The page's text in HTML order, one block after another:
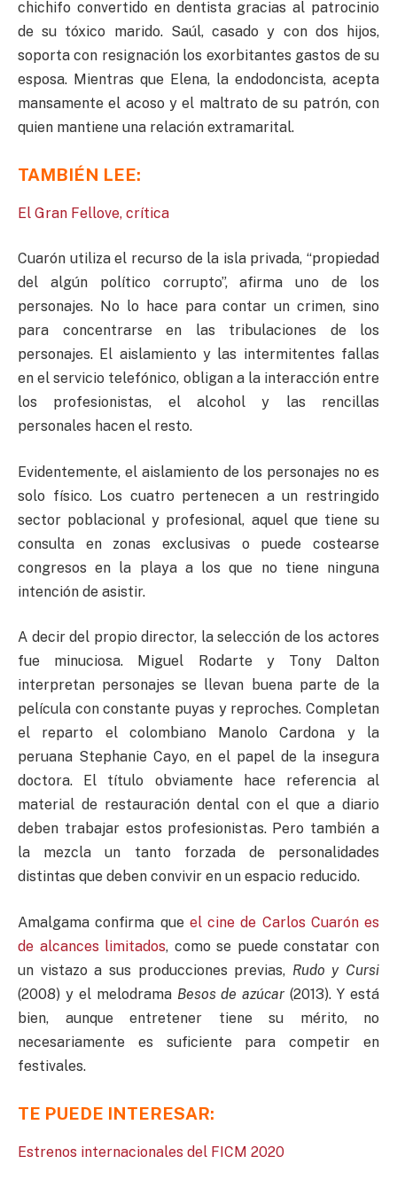
chichifo convertido en dentista gracias al patrocinio
de su tóxico marido. Saúl, casado y con dos hijos,
soporta con resignación los exorbitantes gastos de su
esposa. Mientras que Elena, la endodoncista, acepta
mansamente el acoso y el maltrato de su patrón, con
quien mantiene una relación extramarital.
TAMBIÉN LEE:
El Gran Fellove, crítica
Cuarón utiliza el recurso de la isla privada, “propiedad
del algún político corrupto”, afirma uno de los
personajes. No lo hace para contar un crimen, sino
para concentrarse en las tribulaciones de los
personajes. El aislamiento y las intermitentes fallas
en el servicio telefónico, obligan a la interacción entre
los profesionistas, el alcohol y las rencillas
personales hacen el resto.
Evidentemente, el aislamiento de los personajes no es
solo físico. Los cuatro pertenecen a un restringido
sector poblacional y profesional, aquel que tiene su
consulta en zonas exclusivas o puede costearse
congresos en la playa a los que no tiene ninguna
intención de asistir.
A decir del propio director, la selección de los actores
fue minuciosa. Miguel Rodarte y Tony Dalton
interpretan personajes se llevan buena parte de la
película con constante puyas y reproches. Completan
el reparto el colombiano Manolo Cardona y la
peruana Stephanie Cayo, en el papel de la insegura
doctora. El título obviamente hace referencia al
material de restauración dental con el que a diario
deben trabajar estos profesionistas. Pero también a
la mezcla un tanto forzada de personalidades
distintas que deben convivir en un espacio reducido.
Amalgama confirma que el cine de Carlos Cuarón es
de alcances limitados, como se puede constatar con
un vistazo a sus producciones previas, Rudo y Cursi
(2008) y el melodrama Besos de azúcar (2013). Y está
bien, aunque entretener tiene su mérito, no
necesariamente es suficiente para competir en
festivales.
TE PUEDE INTERESAR:
Estrenos internacionales del FICM 2020